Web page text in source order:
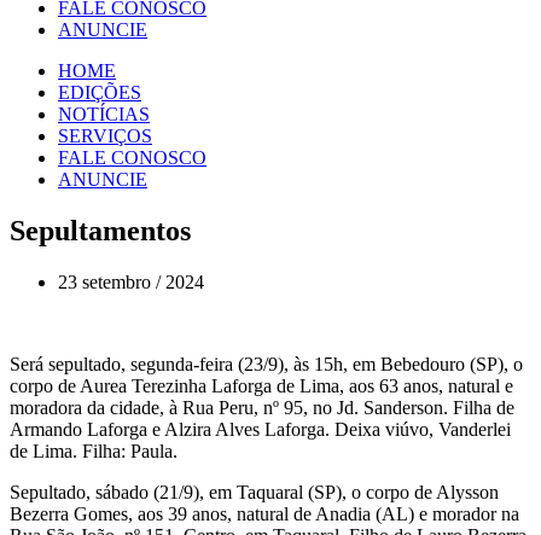
FALE CONOSCO
ANUNCIE
HOME
EDIÇÕES
NOTÍCIAS
SERVIÇOS
FALE CONOSCO
ANUNCIE
Sepultamentos
23 setembro / 2024
Será sepultado, segunda-feira (23/9), às 15h, em Bebedouro (SP), o
corpo de Aurea Terezinha Laforga de Lima, aos 63 anos, natural e
moradora da cidade, à Rua Peru, nº 95, no Jd. Sanderson. Filha de
Armando Laforga e Alzira Alves Laforga. Deixa viúvo, Vanderlei
de Lima. Filha: Paula.
Sepultado, sábado (21/9), em Taquaral (SP), o corpo de Alysson
Bezerra Gomes, aos 39 anos, natural de Anadia (AL) e morador na